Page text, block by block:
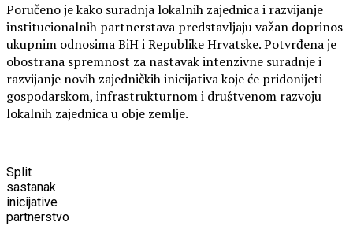
Poručeno je kako suradnja lokalnih zajednica i razvijanje
institucionalnih partnerstava predstavljaju važan doprinos
ukupnim odnosima BiH i Republike Hrvatske. Potvrđena je
obostrana spremnost za nastavak intenzivne suradnje i
razvijanje novih zajedničkih inicijativa koje će pridonijeti
gospodarskom, infrastrukturnom i društvenom razvoju
lokalnih zajednica u obje zemlje.
Split
sastanak
inicijative
partnerstvo